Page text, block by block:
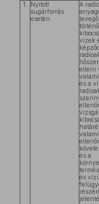
1.
Nyitott
sugárforrás
esetén
A
történő
vizek
elleni
és a
és a
és